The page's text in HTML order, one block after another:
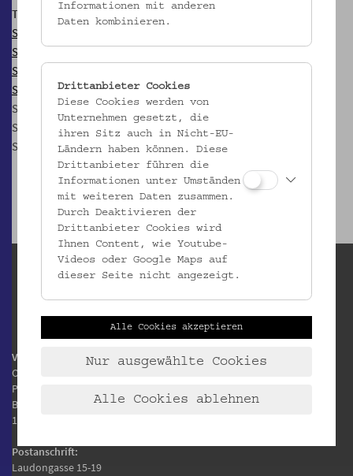
Termine:
So, 26.4.2026, 15 Uhr
So, 10.5.2026, 15 Uhr
So, 31.5.2026, 15 Uhr
So, 14.6.2026, 15 Uhr
So, 19.7.2026, 15 Uhr
So, 23.8.2026, 15 Uhr
So, 13.9.2026, 15 Uhr
Volkskundemuseum Wien
Otto Wagner Areal
Pavillon 1
Baumgartner Höhe 1
1140 Wien
Postanschrift:
Laudongasse 15-19
Informationen mit anderen
Daten kombinieren.
Drittanbieter Cookies
Diese Cookies werden von
Unternehmen gesetzt, die
ihren Sitz auch in Nicht-EU-
Ländern haben können. Diese
Drittanbieter führen die
Informationen unter Umständen
mit weiteren Daten zusammen.
Durch Deaktivieren der
Drittanbieter Cookies wird
Ihnen Content, wie Youtube-
Videos oder Google Maps auf
dieser Seite nicht angezeigt.
Alle Cookies akzeptieren
Nur ausgewählte Cookies
Alle Cookies ablehnen